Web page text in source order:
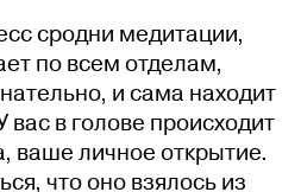
сродни медитации,
по всем отделам,
и сама находит
в голове происходит
ваше личное открытие.
что оно взялось из